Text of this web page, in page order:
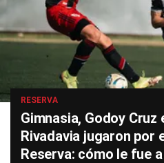
RESERVA
Gimnasia, Godoy Cruz
Rivadavia jugaron por
Reserva: cómo le fue